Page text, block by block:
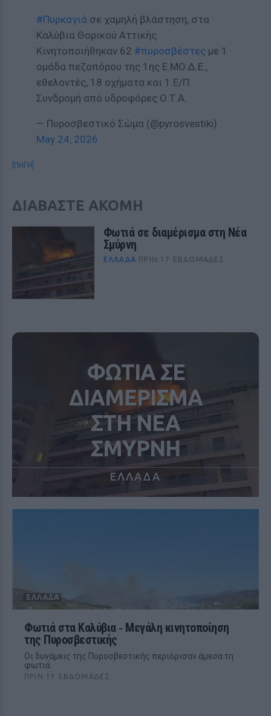
#Πυρκαγιά σε χαμηλή βλάστηση, στα
Καλύβια Θορικού Αττικής.
Κινητοποιήθηκαν 62 #πυροσβέστες με 1
ομάδα πεζοπόρου της 1ης Ε.ΜΟ.Δ.Ε.,
εθελοντές, 18 οχήματα και 1 Ε/Π.
Συνδρομή από υδροφόρες Ο.Τ.Α.
— Πυροσβεστικό Σώμα (@pyrosvestiki)
May 24, 2026
[ΠΗΓΗ]
ΔΙΑΒΑΣΤΕ ΑΚΟΜΗ
Φωτιά σε διαμέρισμα στη Νέα
Σμύρνη
ΕΛΛΆΔΑ ΠΡΙΝ 17 ΕΒΔΟΜΆΔΕΣ
ΦΩΤΙΑ ΣΕ
ΔΙΑΜΕΡΙΣΜΑ
ΣΤΗ ΝΕΑ
ΣΜΥΡΝΗ
ΕΛΛΑΔΑ
ΕΛΛΆΔΑ
Φωτιά στα Καλύβια ‑ Μεγάλη κινητοποίηση
της Πυροσβεστικής
Οι δυνάμεις της Πυροσβεστικής περιόρισαν άμεσα τη
φωτιά
ΠΡΙΝ 11 ΕΒΔΟΜΆΔΕΣ